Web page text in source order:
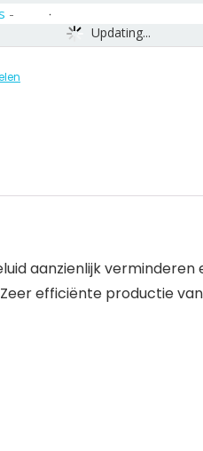
Updating...
-
aanzienlijk verminderen
efficiënte productie